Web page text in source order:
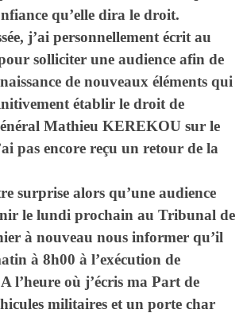
qu’elle dira le droit.
j’ai personnellement écrit au
solliciter une audience afin de
de nouveaux éléments qui
établir le droit de
Mathieu KEREKOU sur le
pas encore reçu un retour de la
surprise alors qu’une audience
le lundi prochain au Tribunal de
à nouveau nous informer qu’il
à 8h00 à l’exécution de
l’heure où j’écris ma Part de
militaires et un porte char